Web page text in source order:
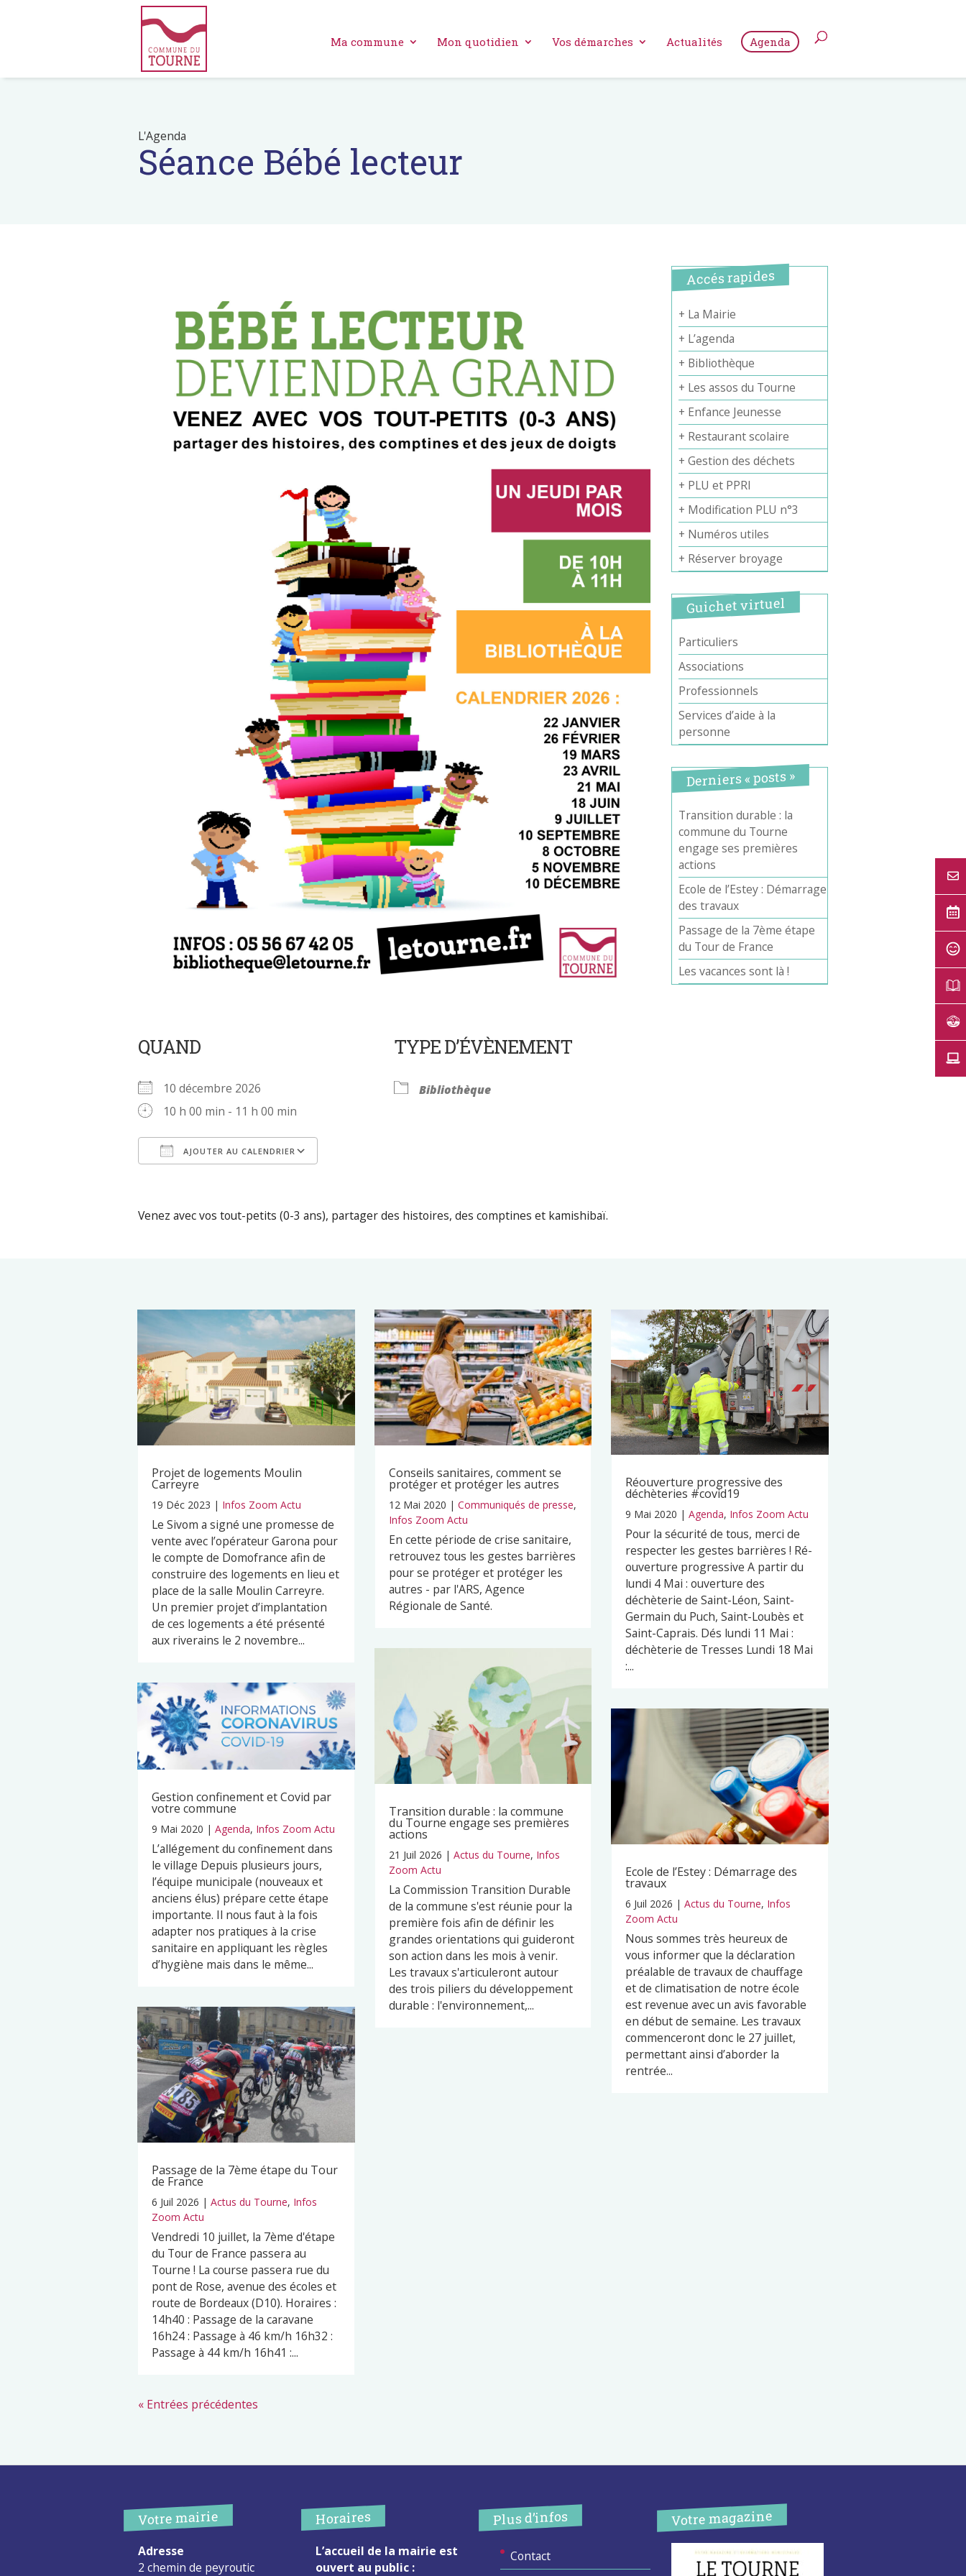
Ma commune Mon quotidien Vos démarches Actualités Agenda
L'Agenda
Séance Bébé lecteur
QUAND
10 décembre 2026
10 h 00 min - 11 h 00 min
AJOUTER AU CALENDRIER
TYPE D’ÉVÈNEMENT
Bibliothèque
Venez avec vos tout-petits (0-3 ans), partager des histoires, des comptines et kamishibaï.
Accés rapides
+ La Mairie
+ L’agenda
+ Bibliothèque
+ Les assos du Tourne
+ Enfance Jeunesse
+ Restaurant scolaire
+ Gestion des déchets
+ PLU et PPRI
+ Modification PLU n°3
+ Numéros utiles
+ Réserver broyage
Guichet virtuel
Particuliers
Associations
Professionnels
Services d’aide à la
personne
Derniers « posts »
Transition durable : la
commune du Tourne
engage ses premières
actions
Ecole de l’Estey : Démarrage
des travaux
Passage de la 7ème étape
du Tour de France
Les vacances sont là !
Projet de logements Moulin
Carreyre
19 Déc 2023 | Infos Zoom Actu
Le Sivom a signé une promesse de
vente avec l’opérateur Garona pour
le compte de Domofrance afin de
construire des logements en lieu et
place de la salle Moulin Carreyre.
Un premier projet d’implantation
de ces logements a été présenté
aux riverains le 2 novembre...
Gestion confinement et Covid par
votre commune
9 Mai 2020 | Agenda, Infos Zoom Actu
L’allégement du confinement dans
le village Depuis plusieurs jours,
l’équipe municipale (nouveaux et
anciens élus) prépare cette étape
importante. Il nous faut à la fois
adapter nos pratiques à la crise
sanitaire en appliquant les règles
d’hygiène mais dans le même...
Passage de la 7ème étape du Tour
de France
6 Juil 2026 | Actus du Tourne, Infos
Zoom Actu
Vendredi 10 juillet, la 7ème d'étape
du Tour de France passera au
Tourne ! La course passera rue du
pont de Rose, avenue des écoles et
route de Bordeaux (D10). Horaires :
14h40 : Passage de la caravane
16h24 : Passage à 46 km/h 16h32 :
Passage à 44 km/h 16h41 :...
Conseils sanitaires, comment se
protéger et protéger les autres
12 Mai 2020 | Communiqués de presse,
Infos Zoom Actu
En cette période de crise sanitaire,
retrouvez tous les gestes barrières
pour se protéger et protéger les
autres - par l'ARS, Agence
Régionale de Santé.
Transition durable : la commune
du Tourne engage ses premières
actions
21 Juil 2026 | Actus du Tourne, Infos
Zoom Actu
La Commission Transition Durable
de la commune s'est réunie pour la
première fois afin de définir les
grandes orientations qui guideront
son action dans les mois à venir.
Les travaux s'articuleront autour
des trois piliers du développement
durable : l'environnement,...
Réouverture progressive des
déchèteries #covid19
9 Mai 2020 |Agenda, Infos Zoom Actu
Pour la sécurité de tous, merci de
respecter les gestes barrières ! Ré-
ouverture progressive A partir du
lundi 4 Mai : ouverture des
déchèterie de Saint-Léon, Saint-
Germain du Puch, Saint-Loubès et
Saint-Caprais. Dés lundi 11 Mai :
déchèterie de Tresses Lundi 18 Mai
:...
Ecole de l’Estey : Démarrage des
travaux
6 Juil 2026 |Actus du Tourne, Infos
Zoom Actu
Nous sommes très heureux de
vous informer que la déclaration
préalable de travaux de chauffage
et de climatisation de notre école
est revenue avec un avis favorable
en début de semaine. Les travaux
commenceront donc le 27 juillet,
permettant ainsi d’aborder la
rentrée...
« Entrées précédentes
Votre mairie
Adresse
2 chemin de peyroutic
Horaires
L’accueil de la mairie est
ouvert au public :
Plus d’infos
Contact
Votre magazine